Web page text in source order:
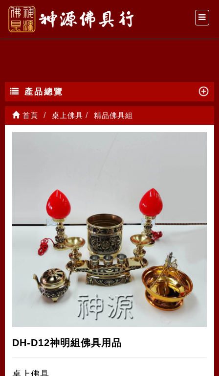
精品佛具組
產品總覽
首頁 桌上佛具 精品佛具組
DH-D12神明組佛具用品
桌上佛具